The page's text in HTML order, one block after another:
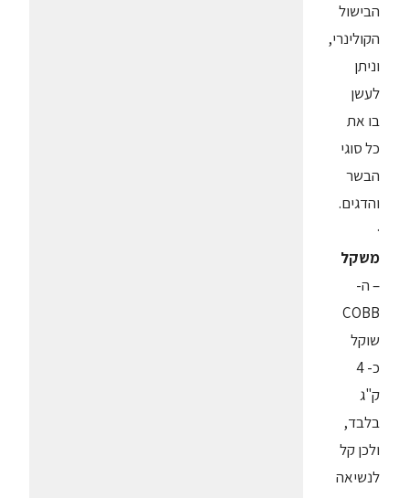
הבישול
הקולינרי,
וניתן
לעשן
בו את
כל סוגי
הבשר
והדגים.
·
משקל
– ה-
COBB
שוקל
כ- 4
ק"ג
בלבד,
ולכן קל
לנשיאה